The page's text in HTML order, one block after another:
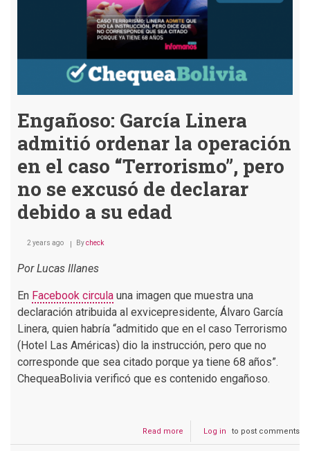
Engañoso: García Linera
admitió ordenar la operación
en el caso “Terrorismo”, pero
no se excusó de declarar
debido a su edad
2 years ago Bycheck
Por Lucas Illanes
En Facebook circula una imagen que muestra una
declaración atribuida al exvicepresidente, Álvaro García
Linera, quien habría “admitido que en el caso Terrorismo
(Hotel Las Américas) dio la instrucción, pero que no
corresponde que sea citado porque ya tiene 68 años”.
ChequeaBolivia verificó que es contenido engañoso.
Read more
Engañoso:
Log in to post comments